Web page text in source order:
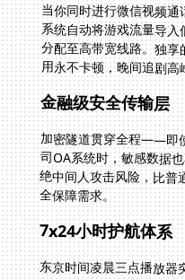
当你同时进行微信视频
系统自动将游戏流量导
分配至高带宽线路。独
用永不卡顿，晚间追剧
金融级安全传输层
加密隧道贯穿全程——即
司OA系统时，敏感数据
绝中间人攻击风险，比普
全保障需求。
7x24小时护航体系
东京时间凌晨三点播放器
口即刻启动异常诊断。专
问题源（如某省运营商新